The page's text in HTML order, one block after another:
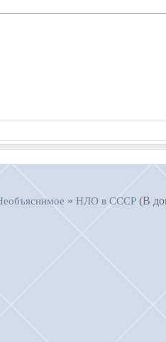
» НЛО в СССР (В